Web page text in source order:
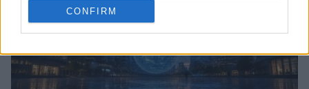
CONFIRM